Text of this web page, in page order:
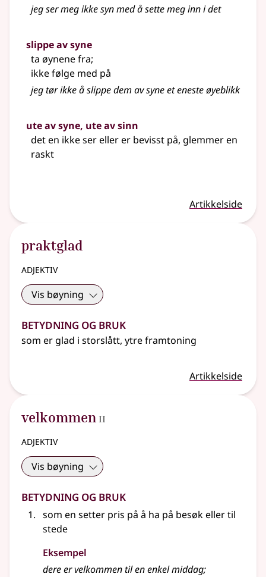
jeg ser meg ikke syn med å sette meg inn i det
slippe av syne
ta øynene fra;
ikke følge med på
jeg tør ikke å slippe dem av syne et eneste øyeblikk
ute av syne, ute av sinn
det en ikke ser eller er bevisst på, glemmer en
raskt
Artikkelside
praktglad
adjektiv
Vis bøyning
Betydning og bruk
som er glad i storslått, ytre framtoning
Artikkelside
velkommen 2
II
adjektiv
Vis bøyning
Betydning og bruk
som en setter pris på å ha på besøk eller til
stede
Eksempel
dere ervelkommentil en enkel middag;